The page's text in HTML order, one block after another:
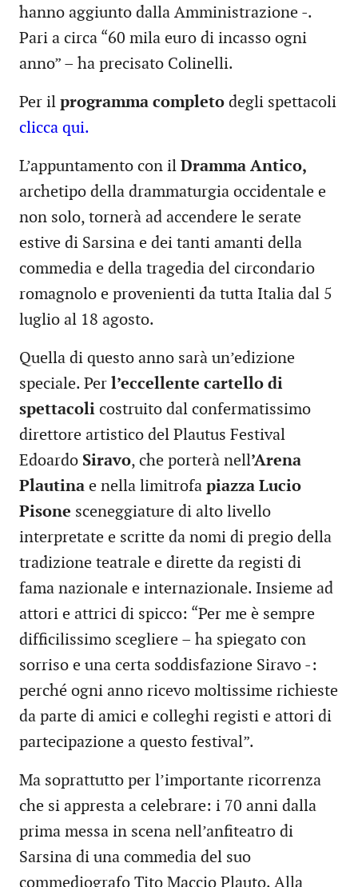
hanno aggiunto dalla Amministrazione -.
Pari a circa “60 mila euro di incasso ogni
anno” – ha precisato Colinelli.
Per il programma completo degli spettacoli
clicca qui.
L’appuntamento con il Dramma Antico,
archetipo della drammaturgia occidentale e
non solo, tornerà ad accendere le serate
estive di Sarsina e dei tanti amanti della
commedia e della tragedia del circondario
romagnolo e provenienti da tutta Italia dal 5
luglio al 18 agosto.
Quella di questo anno sarà un’edizione
speciale. Per l’eccellente cartello di
spettacoli costruito dal confermatissimo
direttore artistico del Plautus Festival
Edoardo Siravo, che porterà nell’Arena
Plautina e nella limitrofa piazza Lucio
Pisone sceneggiature di alto livello
interpretate e scritte da nomi di pregio della
tradizione teatrale e dirette da registi di
fama nazionale e internazionale. Insieme ad
attori e attrici di spicco: “Per me è sempre
difficilissimo scegliere – ha spiegato con
sorriso e una certa soddisfazione Siravo -:
perché ogni anno ricevo moltissime richieste
da parte di amici e colleghi registi e attori di
partecipazione a questo festival”.
Ma soprattutto per l’importante ricorrenza
che si appresta a celebrare: i 70 anni dalla
prima messa in scena nell’anfiteatro di
Sarsina di una commedia del suo